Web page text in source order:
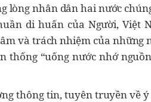
lòng nhân dân hai nước
di huấn của Người, Việt
và trách nhiệm của những
thống “uống nước nhớ
thông tin, tuyên truyền về